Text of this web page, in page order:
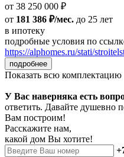
от 38 250 000 ₽
от 181 386 ₽/мес. до 25 лет
в ипотеку
подробные условия по
https://alphomes.ru/stati/
подробнее
Показать всю комплектацию
У Вас наверняка есть
ответить. Давайте душевно
Вам построим!
Расскажите нам,
какой дом Вы хотите!